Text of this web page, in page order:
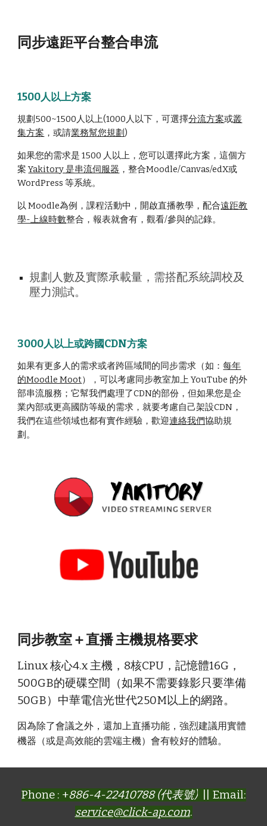
同步遠距平台整合串流
1500人以上方案
規劃500~1500人以上(1000人以下，可選擇分流方案或叢
集方案 ，或請業務幫您規劃 )
如果您的需求是 1500 人以上，您可以選擇此方案，這個方
案Yakitory 是串流伺服器 ，整合Moodle/Canvas/edX或
WordPress 等系統。
以 Moodle為例，課程活動中，開啟直播教學，配合遠距教
學-上線時數整合，報表就會有，觀看/參與的記錄。
規劃人數及實際承載量，需搭配系統調校及
壓力測試。
3000人以上或跨國CDN方案
如果有更多人的需求或者跨區域間的同步需求（如：每年
的Moodle Moot），可以考慮同步教室加上 YouTube 的外
部串流服務；它幫我們處理了CDN的部份，但如果您是企
業內部或更高國防等級的需求，就要考慮自己架設CDN，
我們在這些領域也都有實作經驗，歡迎連絡我們協助規
劃。
同步教室＋直播 主機規格要求
Linux 核心4.x 主機，8核CPU，記憶體16G，
500GB的硬碟空間（如果不需要錄影只要準備
50GB）中華電信光世代250M以上的網路。
因為除了會議之外，還加上直播功能，強烈建議用實體
機器（或是高效能的雲端主機）會有較好的體驗。
Phone : +886-4-22410788 (代表號)|| Email:
service@click-ap.com.